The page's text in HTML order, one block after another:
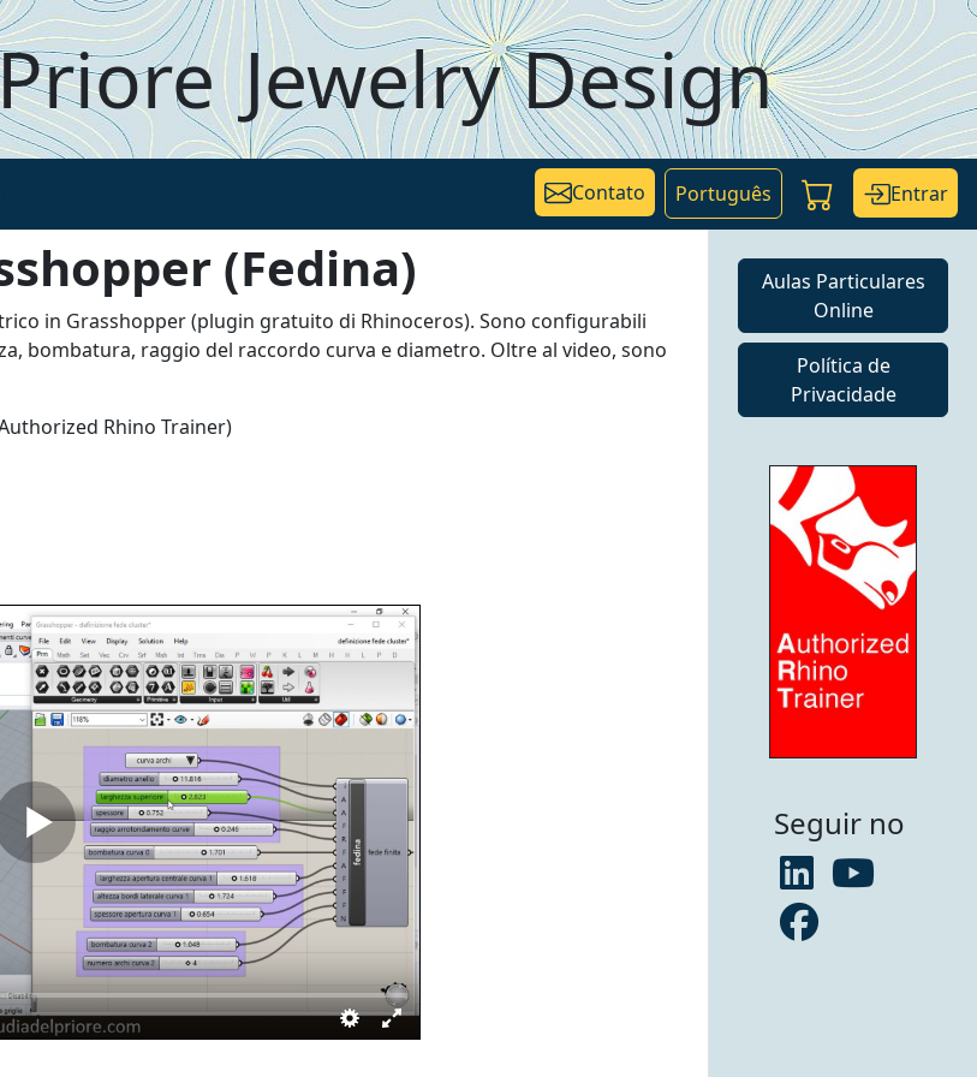
Jewelry Design
Contato Português Entrar
(Fedina)
in Grasshopper (plugin gratuito di Rhinoceros). Sono configurabili
bombatura, raggio del raccordo curva e diametro. Oltre al video, sono
Rhino Trainer)
Aulas Particulares
Online
Política de
Privacidade
Seguir no